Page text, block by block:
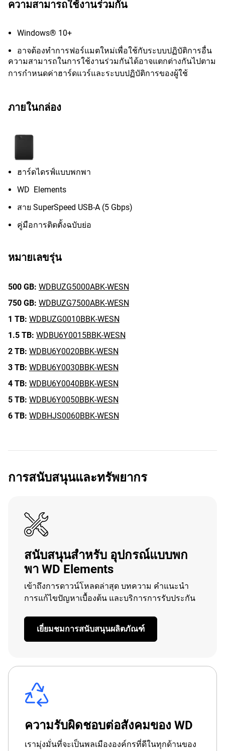
ความสามารถใช้งานร่วมกัน
Windows® 10+
อาจต้องทำการฟอร์แมตใหม่เพื่อใช้กับระบบปฏิบัติการอื่น
ความสามารถในการใช้งานร่วมกันได้อาจแตกต่างกันไปตาม
การกำหนดค่าฮาร์ดแวร์และระบบปฏิบัติการของผู้ใช้
ภายในกล่อง
ฮาร์ดไดรฟ์แบบพกพา
WD Elements
สาย SuperSpeed USB-A (5 Gbps)
คู่มือการติดตั้งฉบับย่อ
หมายเลขรุ่น
500 GB: WDBUZG5000ABK-WESN
750 GB: WDBUZG7500ABK-WESN
1 TB: WDBUZG0010BBK-WESN
1.5 TB: WDBU6Y0015BBK-WESN
2 TB: WDBU6Y0020BBK-WESN
3 TB: WDBU6Y0030BBK-WESN
4 TB: WDBU6Y0040BBK-WESN
5 TB: WDBU6Y0050BBK-WESN
6 TB: WDBHJS0060BBK-WESN
การสนับสนุนและทรัพยากร
สนับสนุนสำหรับ อุปกรณ์แบบพก
พา WD Elements
เข้าถึงการดาวน์โหลดล่าสุด บทความ คำแนะนำ
การแก้ไขปัญหาเบื้องต้น และบริการการรับประกัน
เยี่ยมชมการสนับสนุนผลิตภัณฑ์
ความรับผิดชอบต่อสังคมของ WD
เรามุ่งมั่นที่จะเป็นพลเมืององค์กรที่ดีในทุกด้านของ